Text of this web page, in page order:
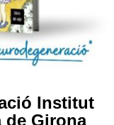
Institut
de Girona